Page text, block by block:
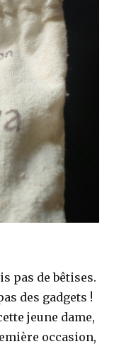
pas de bêtises.
des gadgets !
jeune dame,
occasion,